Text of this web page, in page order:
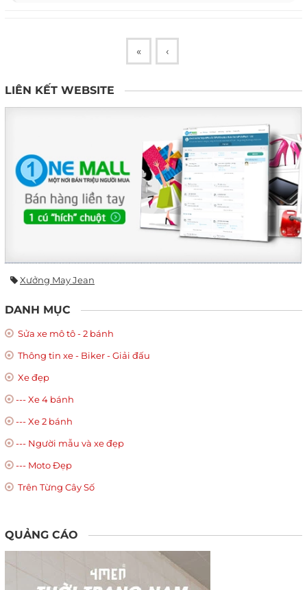
« ‹
LIÊN KẾT WEBSITE
Xưởng May Jean
DANH MỤC
Sửa xe mô tô - 2 bánh
Thông tin xe - Biker - Giải đấu
Xe đẹp
--- Xe 4 bánh
--- Xe 2 bánh
--- Người mẫu và xe đẹp
--- Moto Đẹp
Trên Từng Cây Số
QUẢNG CÁO